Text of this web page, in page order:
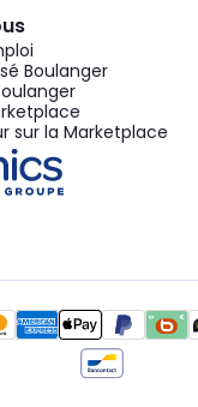
Boulanger
sur la Marketplace